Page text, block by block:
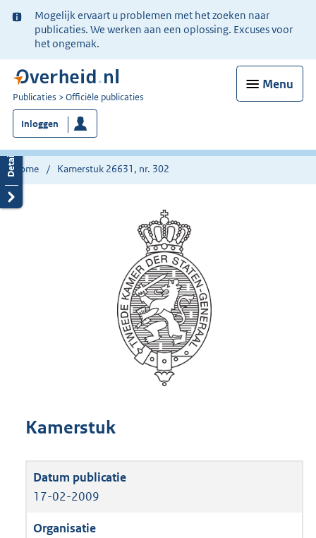
Ter
informatie:
Mogelijk ervaart u problemen met het zoeken naar
publicaties. We werken aan een oplossing. Excuses voor
het ongemak.
Menu
U
bent
nu
hier:
Publicaties Officiële publicaties
Inloggen
Home Kamerstuk 26631, nr. 302
Kamerstuk
17-02-2009